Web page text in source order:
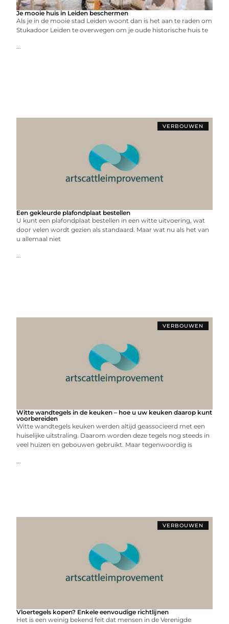
Je mooie huis in Leiden beschermen
Als je in de mooie stad Leiden woont dan is het aan te raden om
Stukadoor Leiden te overwegen om je oude historische huis te
...
VERBOUWEN
Een gekleurde plafondplaat bestellen
U kunt een plafondplaat bestellen in een witte uitvoering, wat
door velen wordt gezien als standaard. Maar wat nu als het van
u allemaal niet
...
VERBOUWEN
Witte wandtegels in de keuken – hoe u uw keuken daarop kunt
voorbereiden
Witte wandtegels keuken werden altijd geassocieerd met een
huiselijke uitstraling. Daarom worden deze tegels nog steeds in
veel huizen en gebouwen gebruikt. Maar tegenwoordig is
...
VERBOUWEN
Vloertegels kopen? Enkele eenvoudige richtlijnen
Het is een weinig bekend feit dat mensen in de Verenigde